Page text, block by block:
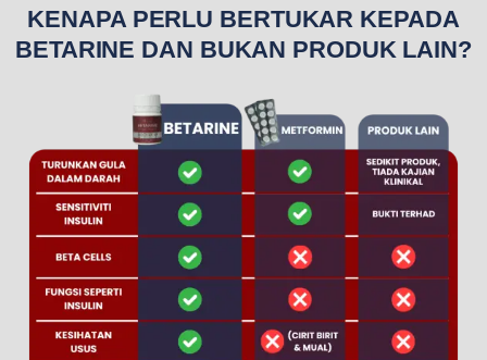
KENAPA PERLU BERTUKAR KEPADA
BETARINE DAN BUKAN PRODUK LAIN?